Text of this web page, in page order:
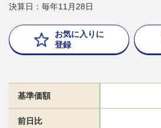
決算日：毎年11月28日
お気に入りに
登録
基準価額
前日比